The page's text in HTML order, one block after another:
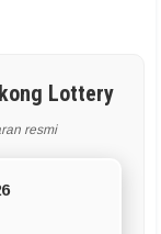
Lottery
resmi